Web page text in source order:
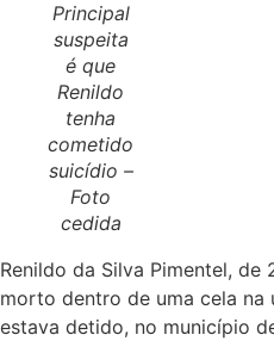
Principal
suspeita
é que
Renildo
tenha
cometido
suicídio –
Foto
cedida
Renildo da Silva Pimentel,
morto dentro de uma cela na
estava detido, no município